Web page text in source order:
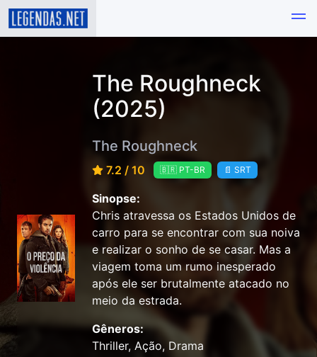
The Roughneck
(2025)
The Roughneck
7.2 / 10 🇧🇷 PT-BR 📄 SRT
Sinopse:
Chris atravessa os Estados Unidos de
carro para se encontrar com sua noiva
e realizar o sonho de se casar. Mas a
viagem toma um rumo inesperado
após ele ser brutalmente atacado no
meio da estrada.
Gêneros:
Thriller, Ação, Drama